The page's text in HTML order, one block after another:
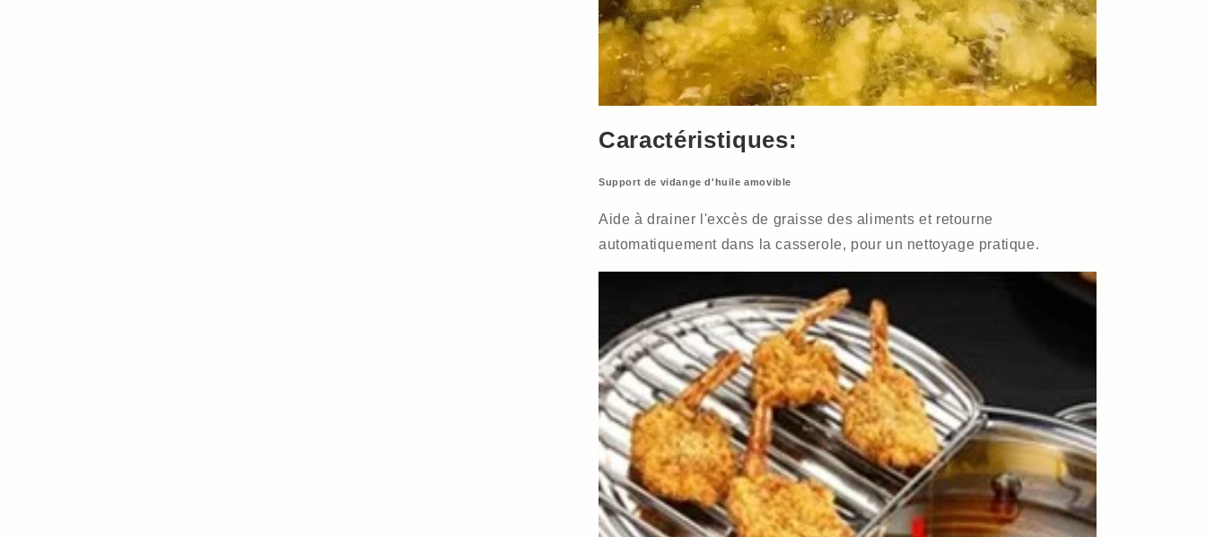
Caractéristiques:
Support de vidange d'huile amovible
Aide à drainer l'excès de graisse des aliments et retourne
automatiquement dans la casserole, pour un nettoyage pratique.